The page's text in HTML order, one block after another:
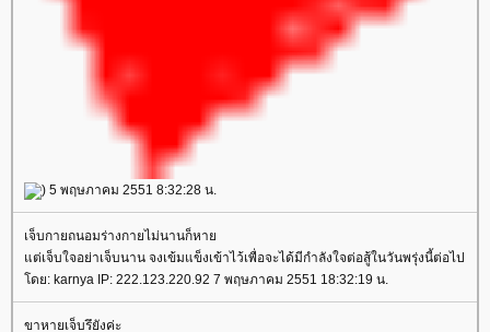
) 5 พฤษภาคม 2551 8:32:28 น.
เจ็บกายถนอมร่างกายไม่นานก็หา
ต่เจ็บใจอย่าเจ็บนาน จงเข้มแข็งเข้าไว้เพื่อจะได้มีกำลังใจต่อสู้ในวันพรุ่งนี้ต่อไป
ดย: karnya IP: 222.123.220.92 7 พฤษภาคม 2551 18:32:19 น.
ขาหายเจ็บรึยังค่ะ